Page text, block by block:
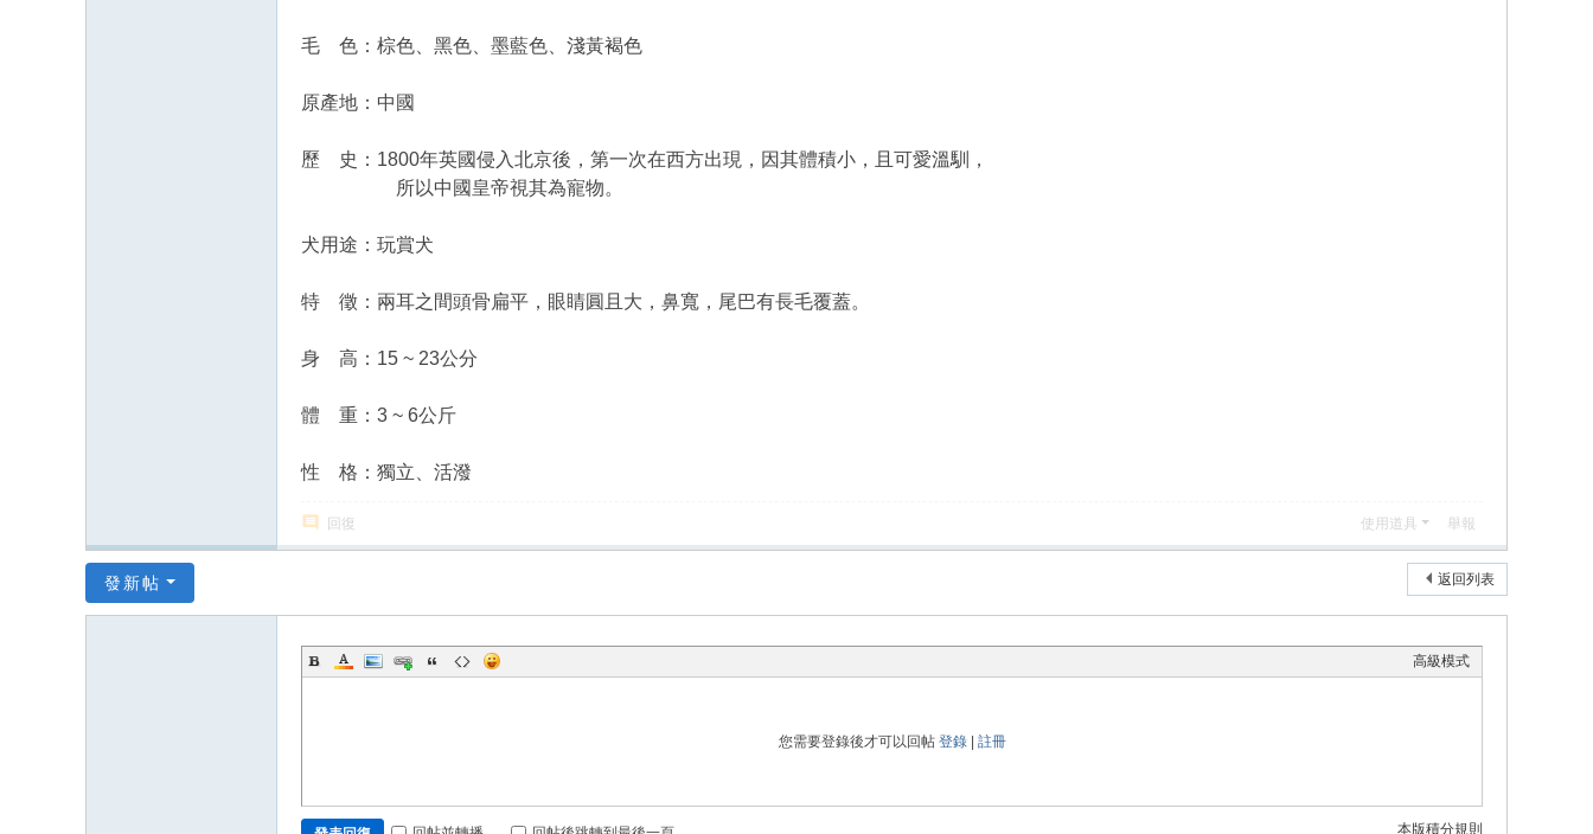
毛 色：棕色、黑色、墨藍色、淺黃褐色
原產地：中國
歷 史：1800年英國侵入北京後，第一次在西方出現，因其體積小，且可愛溫馴，
所以中國皇帝視其為寵物。
犬用途：玩賞犬
特 徵：兩耳之間頭骨扁平，眼睛圓且大，鼻寬，尾巴有長毛覆蓋。
身 高：15 ~ 23公分
體 重：3 ~ 6公斤
性 格：獨立、活潑
回復 使用道具 舉報
返回列表
發新帖
高級模式
您需要登錄後才可以回帖 登錄| 註冊
本版積分規則